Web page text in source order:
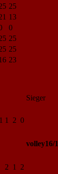
25
13
0
25
25
23
Sieger
1 2 0
volley16/1
2 1 2